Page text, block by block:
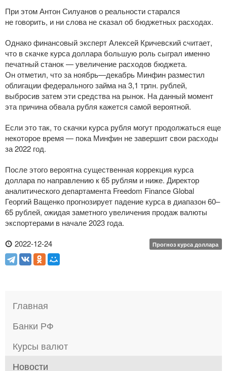
При этом Антон Силуанов о реальности старался
не говорить, и ни слова не сказал об бюджетных расходах.
Однако финансовый эксперт Алексей Кричевский считает,
что в скачке курса доллара большую роль сыграл именно
печатный станок — увеличение расходов бюджета.
Он отметил, что за ноябрь—декабрь Минфин разместил
облигации федерального займа на 3,1 трлн. рублей,
выбросив затем эти средства на рынок. На данный момент
эта причина обвала рубля кажется самой вероятной.
Если это так, то скачки курса рубля могут продолжаться еще
некоторое время — пока Минфин не завершит свои расходы
за 2022 год.
После этого вероятна существенная коррекция курса
доллара по направлению к 65 рублям и ниже. Директор
аналитического департамента Freedom Finance Global
Георгий Ващенко прогнозирует падение курса в диапазон 60–
65 рублей, ожидая заметного увеличения продаж валюты
экспортерами в начале 2023 года.
2022-12-24
Прогноз курса доллара
Главная
Банки РФ
Курсы валют
Новости